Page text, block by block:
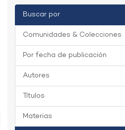
Buscar por
Comunidades & Colecciones
Por fecha de publicación
Autores
Títulos
Materias